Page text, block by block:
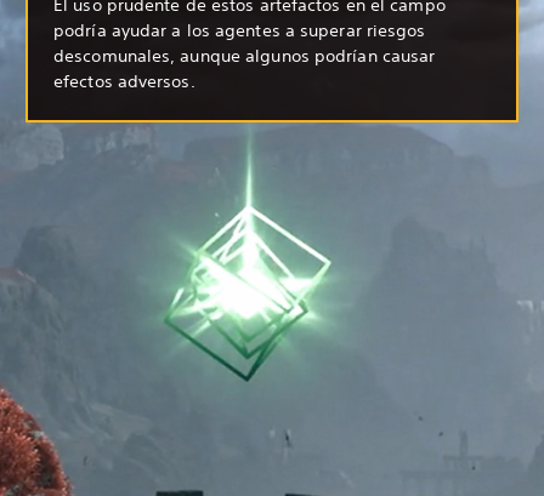
podría ayudar a los agentes a superar riesgos
descomunales, aunque algunos podrían causar
efectos adversos.